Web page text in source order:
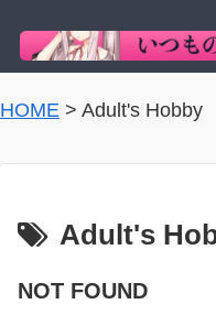
HOME > Adult's Hobby
Adult's
NOT FOUND